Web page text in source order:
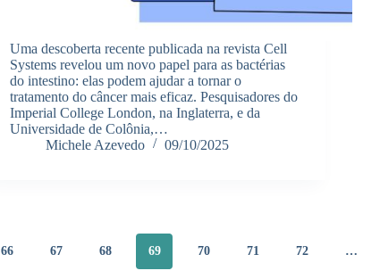
Uma descoberta recente publicada na revista Cell
Systems revelou um novo papel para as bactérias
do intestino: elas podem ajudar a tornar o
tratamento do câncer mais eficaz. Pesquisadores do
Imperial College London, na Inglaterra, e da
Universidade de Colônia,…
Michele Azevedo
09/10/2025
66 67 68 69 70 71 72 …